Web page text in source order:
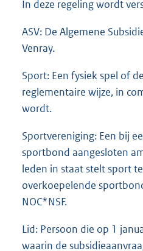
In deze regeling wordt
ASV: De Algemene
Venray.
Sport: Een fysiek spel of
reglementaire wijze, in
wordt.
Sportvereniging: Een bij
sportbond aangesloten
leden in staat stelt sport
overkoepelende
NOC*NSF.
Lid: Persoon die op 1
waarin de